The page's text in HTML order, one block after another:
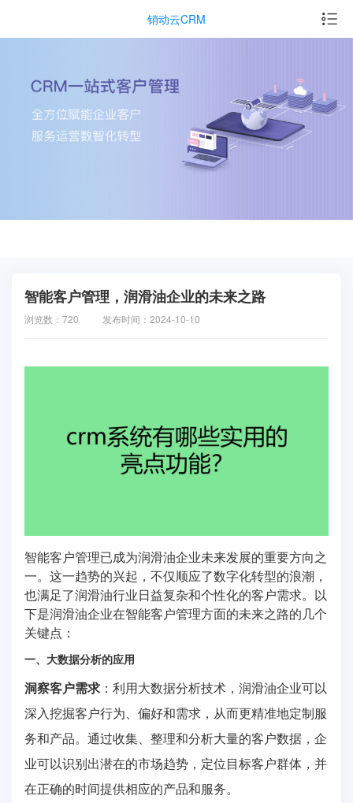
销动云CRM
智能客户管理，润滑油企业的未来之路
浏览数：720 发布时间：2024-10-10
智能客户管理已成为润滑油企业未来发展的重要方向之
一。这一趋势的兴起，不仅顺应了数字化转型的浪潮，
也满足了润滑油行业日益复杂和个性化的客户需求。以
下是润滑油企业在智能客户管理方面的未来之路的几个
关键点：
一、大数据分析的应用
洞察客户需求 ：利用大数据分析技术，润滑油企业可以
深入挖掘客户行为、偏好和需求，从而更精准地定制服
务和产品。通过收集、整理和分析大量的客户数据，企
业可以识别出潜在的市场趋势，定位目标客户群体，并
在正确的时间提供相应的产品和服务。